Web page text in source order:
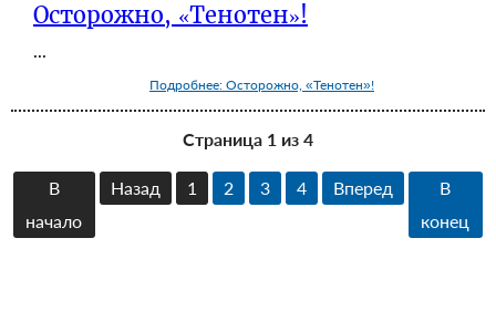
Осторожно, «Тенотен»!
...
Подробнее: Осторожно, «Тенотен»!
Страница 1 из 4
В
начало
Назад 1 2 3 4 Вперед
В
конец